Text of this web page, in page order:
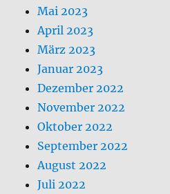
Mai 2023
April 2023
März 2023
Januar 2023
Dezember 2022
November 2022
Oktober 2022
September 2022
August 2022
Juli 2022